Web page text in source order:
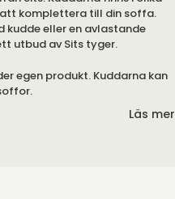
komplettera till din soffa.
kudde eller en avlastande
utbud av Sits tyger.
egen produkt. Kuddarna kan
Läs mer